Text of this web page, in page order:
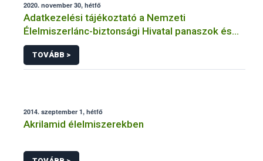
2020. november 30, hétfő
Adatkezelési tájékoztató a Nemzeti
Élelmiszerlánc-biztonsági Hivatal panaszok és
közérdekű bejelentések kezeléséhez
kapcsolódó adatkezeléséhez
TOVÁBB >
2014. szeptember 1, hétfő
Akrilamid élelmiszerekben